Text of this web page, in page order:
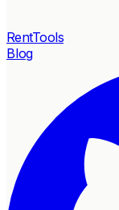
RentTools
Blog